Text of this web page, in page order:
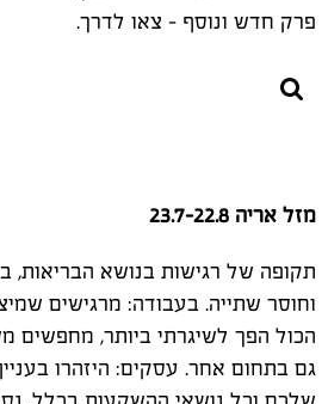
פרק חדש ונוסף - צאו לדרך.
מזל אריה 23.7-22.8
תקופה של רגישות בנושא הבריאות,
וחוסר שתייה. בעבודה: מרגישים
הכול הפך לשיגרתי ביותר, מחפשים
גם בתחום אחר. עסקים: היזהרו